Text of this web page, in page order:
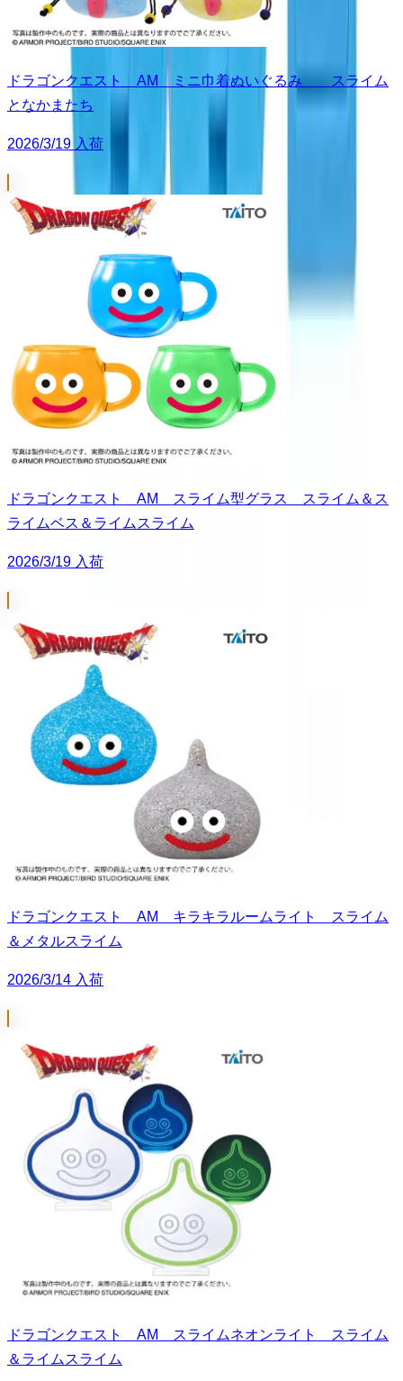
ドラゴンクエスト AM ミニ巾着ぬいぐるみ スライム
となかまたち
2026/3/19 入荷
ドラゴンクエスト AM スライム型グラス スライム＆ス
ライムベス＆ライムスライム
2026/3/19 入荷
ドラゴンクエスト AM キラキラルームライト スライム
＆メタルスライム
2026/3/14 入荷
ドラゴンクエスト AM スライムネオンライト スライム
＆ライムスライム